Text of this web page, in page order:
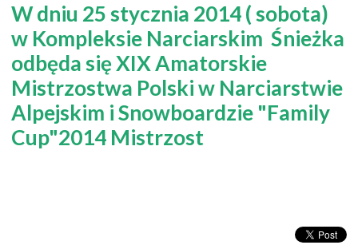
W dniu 25 stycznia 2014 ( sobota)
w Kompleksie Narciarskim Śnieżka
odbęda się XIX Amatorskie
Mistrzostwa Polski w Narciarstwie
Alpejskim i Snowboardzie "Family
Cup"2014 Mistrzost